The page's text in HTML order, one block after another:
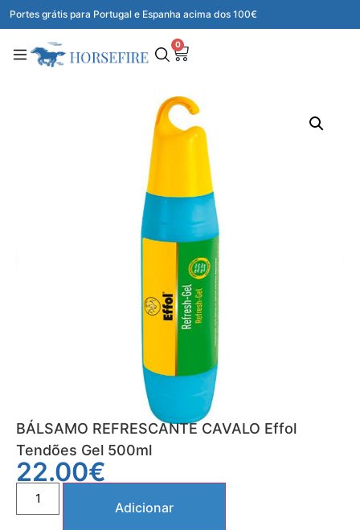
Portes grátis para Portugal e Espanha acima dos 100€
0
BÁLSAMO REFRESCANTE CAVALO Effol
Tendões Gel 500ml
22.00€
Adicionar